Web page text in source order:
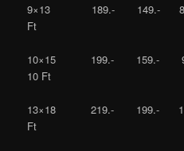
9×13 189.- 149.-
Ft
10×15 199.- 159.-
10 Ft
13×18 219.- 199.-
Ft